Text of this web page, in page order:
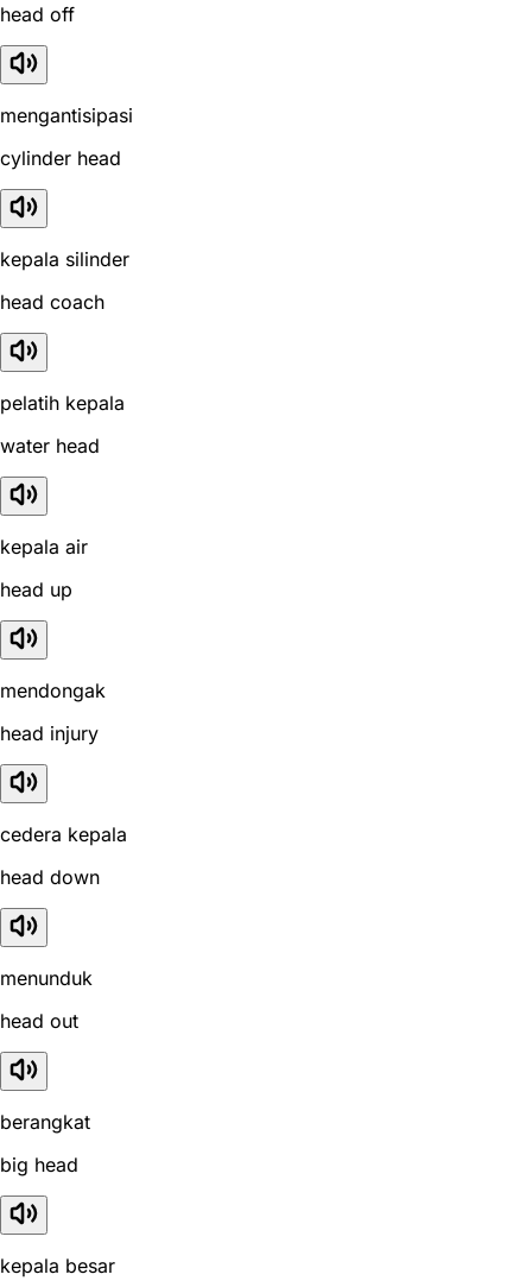
head off
mengantisipasi
cylinder head
kepala silinder
head coach
pelatih kepala
water head
kepala air
head up
mendongak
head injury
cedera kepala
head down
menunduk
head out
berangkat
big head
kepala besar